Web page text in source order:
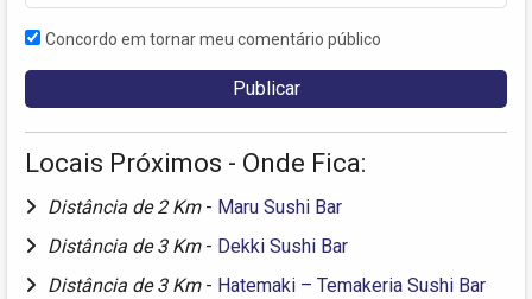
Concordo em tornar meu comentário público
Locais Próximos - Onde Fica:
Distância de 2 Km - Maru Sushi Bar
Distância de 3 Km - Dekki Sushi Bar
Distância de 3 Km - Hatemaki – Temakeria Sushi Bar